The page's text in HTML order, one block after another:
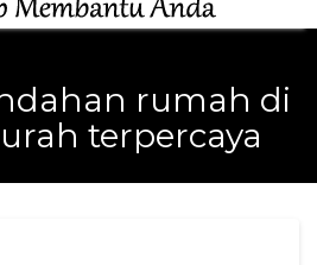
rumah di
terpercaya